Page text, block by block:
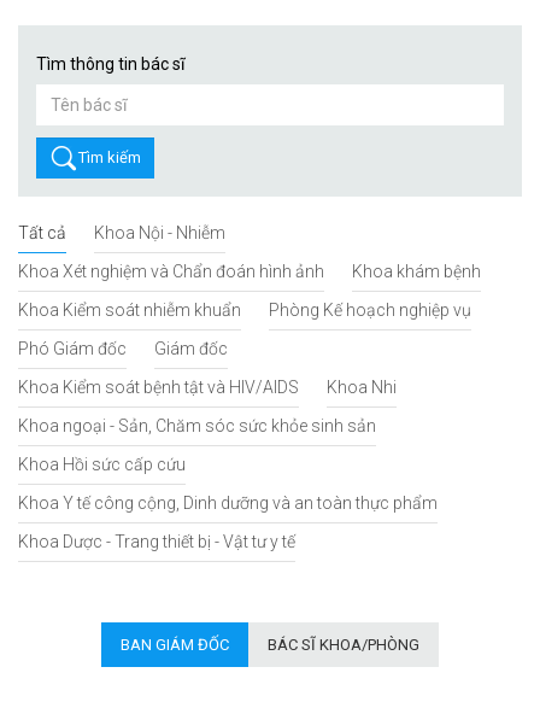
Tìm thông tin bác sĩ
Tìm kiếm
Tất cả
Khoa Nội - Nhiễm
Khoa Xét nghiệm và Chẩn đoán hình ảnh
Khoa khám bệnh
Khoa Kiểm soát nhiễm khuẩn
Phòng Kế hoạch nghiệp vụ
Phó Giám đốc
Giám đốc
Khoa Kiểm soát bệnh tật và HIV/AIDS
Khoa Nhi
Khoa ngoại - Sản, Chăm sóc sức khỏe sinh sản
Khoa Hồi sức cấp cứu
Khoa Y tế công cộng, Dinh dưỡng và an toàn thực phẩm
Khoa Dược - Trang thiết bị - Vật tư y tế
BAN GIÁM ĐỐC BÁC SĨ KHOA/PHÒNG